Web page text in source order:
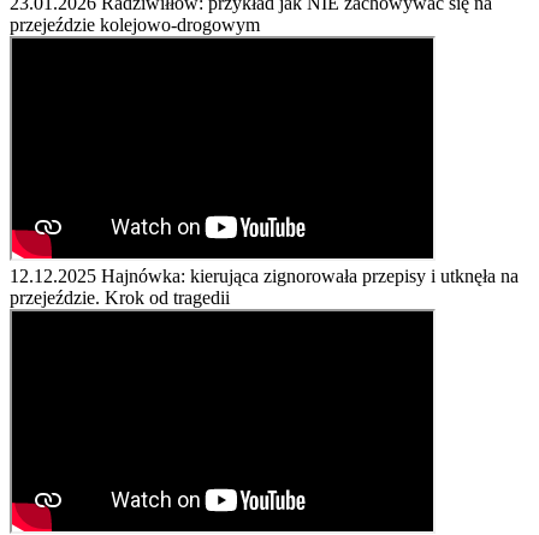
przejeździe kolejowo-drogowym
12.12.2025 Hajnówka: kierująca zignorowała przepisy i utknęła na
przejeździe. Krok od tragedii